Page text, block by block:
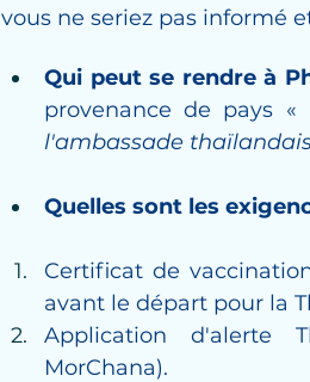
vous ne seriez pas informé
Qui peut se rendre à
provenance de pays «
l'ambassade
Quelles sont les
Certificat de
avant le départ pour la
Application d'alerte
MorChana).